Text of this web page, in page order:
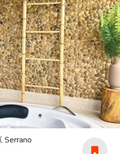
Serrano